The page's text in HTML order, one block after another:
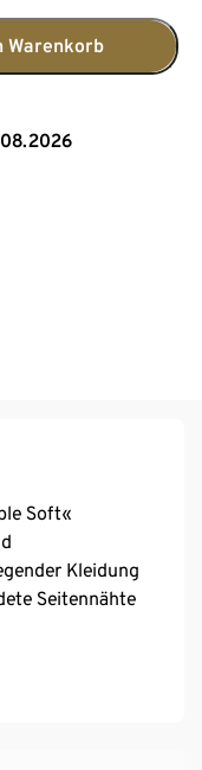
Warenkorb
Soft«
Kleidung
Seitennähte
Qualität mit